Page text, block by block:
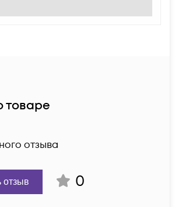
товаре
отзыва
отзыв 0